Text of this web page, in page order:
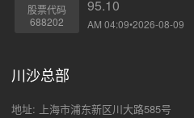
股票代码
688202
95.10
AM 04:09•2026-08-09
川沙总部
地址: 上海市浦东新区川大路585号